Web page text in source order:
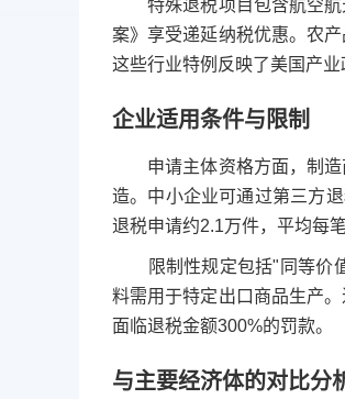
特殊退税项目包含航空航
案》享受递延纳税优惠。农
这些行业特例反映了美国产业
企业适用条件与限制
申请主体资格方面，制造
造。中小企业可通过第三方
退税申请约2.1万件，平均每
限制性规定包括"同等价
料需用于特定出口商品生产
面临退税金额300%的罚款。
与主要经济体的对比分